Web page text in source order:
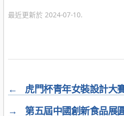
最近更新於 2024-07-10.
←
虎門杯青年女裝設計大
→
第五屆中國創新食品展